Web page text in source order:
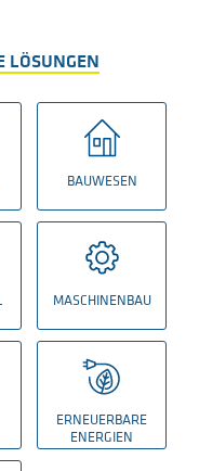
LÖSUNGEN
BAUWESEN
MASCHINENBAU
ERNEUERBARE
ENERGIEN